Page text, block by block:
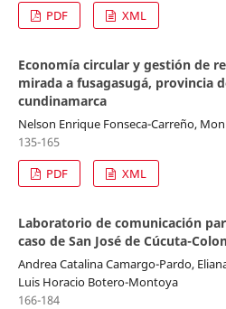
PDF
XML
Economía circular y gestión de
mirada a fusagasugá, provincia
cundinamarca
Nelson Enrique Fonseca-Carreño,
135-165
PDF
XML
Laboratorio de comunicación
caso de San José de Cúcuta-
Andrea Catalina Camargo-Pardo,
Luis Horacio Botero-Montoya
166-184